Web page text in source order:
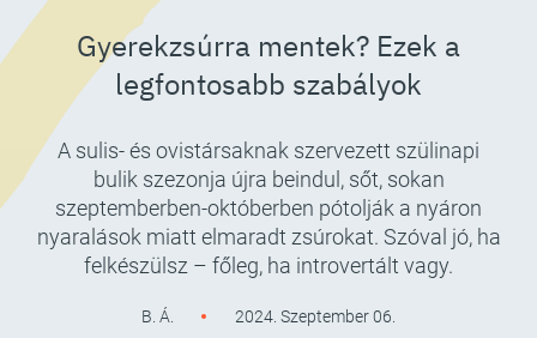
Gyerekzsúrra mentek? Ezek a
legfontosabb szabályok
A sulis- és ovistársaknak szervezett szülinapi
bulik szezonja újra beindul, sőt, sokan
szeptemberben-októberben pótolják a nyáron
nyaralások miatt elmaradt zsúrokat. Szóval jó, ha
felkészülsz – főleg, ha introvertált vagy.
B. Á. 2024. Szeptember 06.